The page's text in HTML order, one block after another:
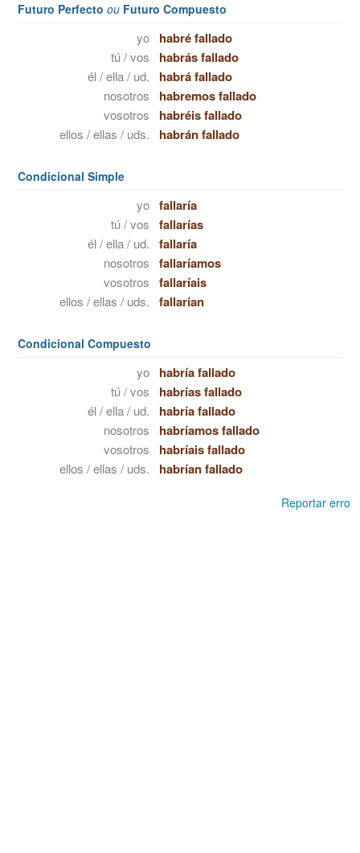
Futuro Perfecto ou Futuro Compuesto
yo habré fallado
tú / vos habrás fallado
él / ella / ud. habrá fallado
nosotros habremos fallado
vosotros habréis fallado
ellos / ellas / uds. habrán fallado
Condicional Simple
yo fallaría
tú / vos fallarías
él / ella / ud. fallaría
nosotros fallaríamos
vosotros fallaríais
ellos / ellas / uds. fallarían
Condicional Compuesto
yo habría fallado
tú / vos habrías fallado
él / ella / ud. habría fallado
nosotros habríamos fallado
vosotros habríais fallado
ellos / ellas / uds. habrían fallado
Reportar erro